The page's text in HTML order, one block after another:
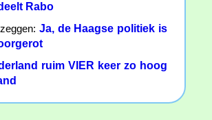
Rabo
Ja, de Haagse politiek is
ruim VIER keer zo hoog